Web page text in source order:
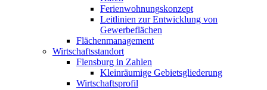
Ferienwohnungskonzept
Leitlinien zur Entwicklung von
Gewerbeflächen
Flächenmanagement
Wirtschaftsstandort
Flensburg in Zahlen
Kleinräumige Gebietsgliederung
Wirtschaftsprofil